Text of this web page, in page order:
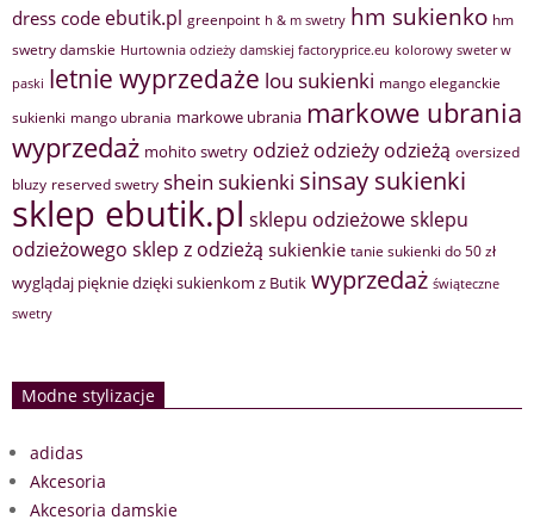
dress code ebutik.pl greenpoint h & m swetry hm sukienko hm
swetry damskie Hurtownia odzieży damskiej factoryprice.eu kolorowy sweter w
paski letnie wyprzedaże lou sukienki mango eleganckie
sukienki mango ubrania markowe ubrania markowe ubrania
wyprzedaż mohito swetry odzież odzieży odzieżą oversized
bluzy reserved swetry shein sukienki sinsay sukienki
sklep ebutik.pl sklepu odzieżowesklepu
odzieżowego sklep z odzieżą sukienkie tanie sukienki do 50 zł
wyglądaj pięknie dzięki sukienkom z Butik wyprzedaż świąteczne
swetry
Modne stylizacje
adidas
Akcesoria
Akcesoria damskie